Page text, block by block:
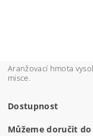
Aranžovací hmota
misce.
Dostupnost
Můžeme doručit do